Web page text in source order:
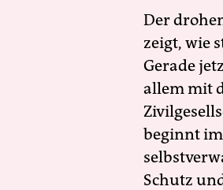
Der
zeigt, wie
Gerade
allem mit
beginnt
Schutz